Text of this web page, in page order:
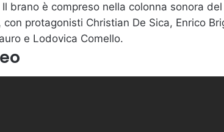
brano è compreso nella colonna sonora del
con protagonisti Christian De Sica, Enrico
e Lodovica Comello.